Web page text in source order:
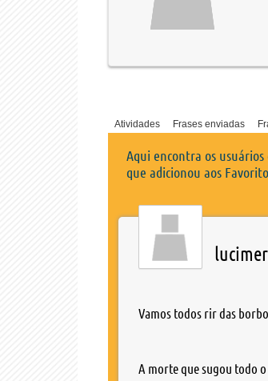
Atividades Frases enviadas
Aqui encontra os
que adicionou aos
Vamos todos rir das
A morte que sugou todo